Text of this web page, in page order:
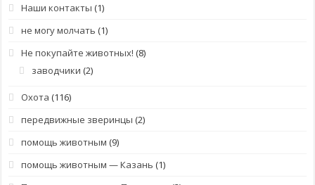
Наши контакты (1)
не могу молчать (1)
Не покупайте животных! (8)
заводчики (2)
Охота (116)
передвижные зверинцы (2)
помощь животным (9)
помощь животным — Казань (1)